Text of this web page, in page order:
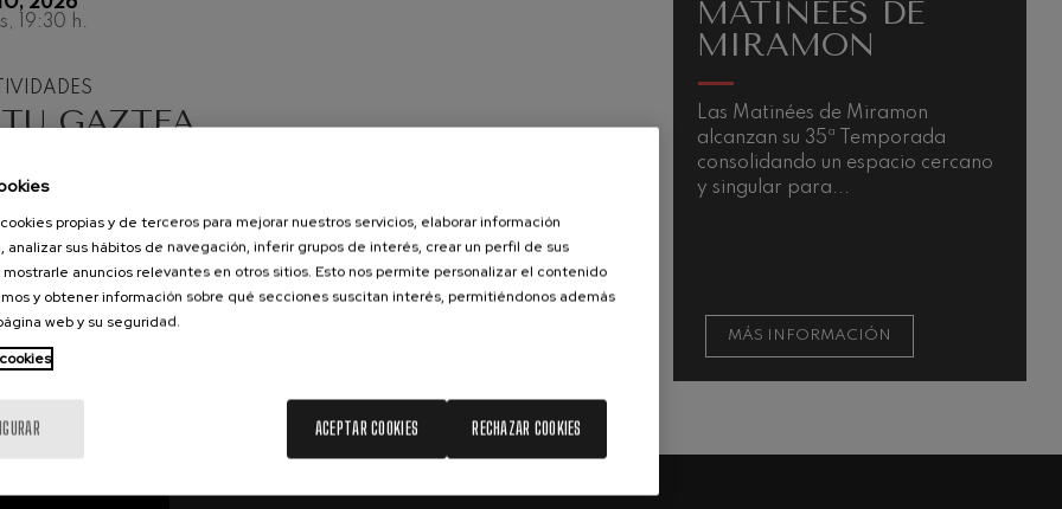
19:30 h.
GAZTEA.
MATINÉES DE
MIRAMON
Las Matinées de Miramon
alcanzan su 35ª Temporada
consolidando un espacio cercano
y singular para...
MÁS INFORMACIÓN
nº4
esclavos felices. Obertura
Sinfonía nº83
Canción nocturna en el
propias y de terceros para mejorar nuestros servicios, elaborar información
analizar sus hábitos de navegación, inferir grupos de interés, crear un perfil de sus
anuncios relevantes en otros sitios. Esto nos permite personalizar el contenido
y obtener información sobre qué secciones suscitan interés, permitiéndonos además
web y su seguridad.
RECHAZAR COOKIES
ACEPTAR COOKIES